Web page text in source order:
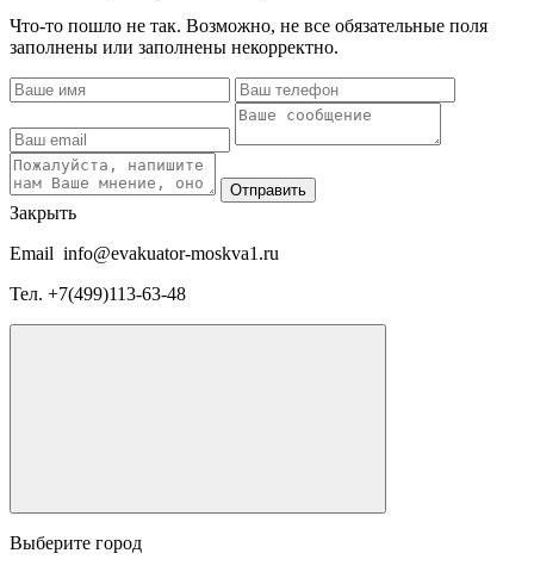
Что-то пошло не так. Возможно, не все обязательные поля
заполнены или заполнены некорректно.
Отправить
Закрыть
Email info@evakuator-moskva1.ru
Тел. +7(499)113-63-48
Выберите город